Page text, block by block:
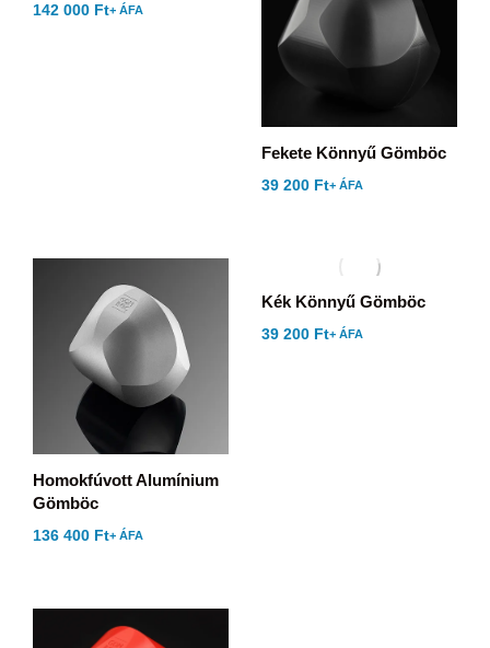
142 000 Ft+ ÁFA
Fekete Könnyű Gömböc
39 200 Ft+ ÁFA
Homokfúvott Alumínium
Gömböc
136 400 Ft+ ÁFA
Kék Könnyű Gömböc
39 200 Ft+ ÁFA